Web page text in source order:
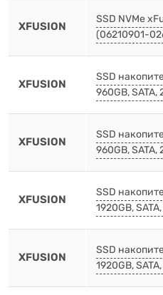
XFUSION
SSD NVMe
(06210901-
XFUSION
SSD
960GB, SATA,
XFUSION
SSD
960GB, SATA,
XFUSION
SSD
1920GB,
XFUSION
SSD
1920GB,